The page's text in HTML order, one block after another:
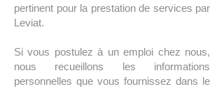
pertinent pour la prestation de services par
Leviat.
Si vous postulez à un emploi chez nous,
nous recueillons les informations
personnelles que vous fournissez dans le